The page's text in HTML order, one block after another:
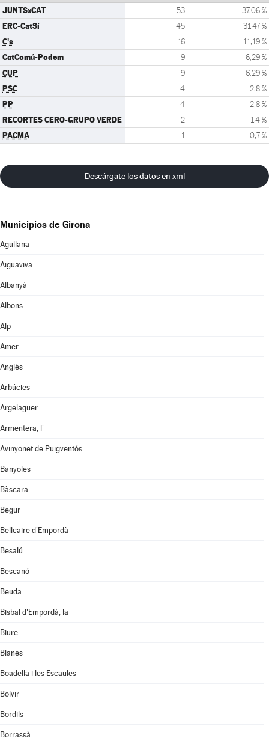
JUNTSxCAT 53 37,06 %
ERC-CatSí 45 31,47 %
C's 16 11,19 %
CatComú-Podem 9 6,29 %
CUP 9 6,29 %
PSC 4 2,8 %
PP 4 2,8 %
RECORTES CERO-GRUPO VERDE 2 1,4 %
PACMA 1 0,7 %
Descárgate los datos en xml
Municipios de Girona
Agullana
Aiguaviva
Albanyà
Albons
Alp
Amer
Anglès
Arbúcies
Argelaguer
Armentera, l'
Avinyonet de Puigventós
Banyoles
Bàscara
Begur
Bellcaire d'Empordà
Besalú
Bescanó
Beuda
Bisbal d'Empordà, la
Biure
Blanes
Boadella i les Escaules
Bolvir
Bordils
Borrassà